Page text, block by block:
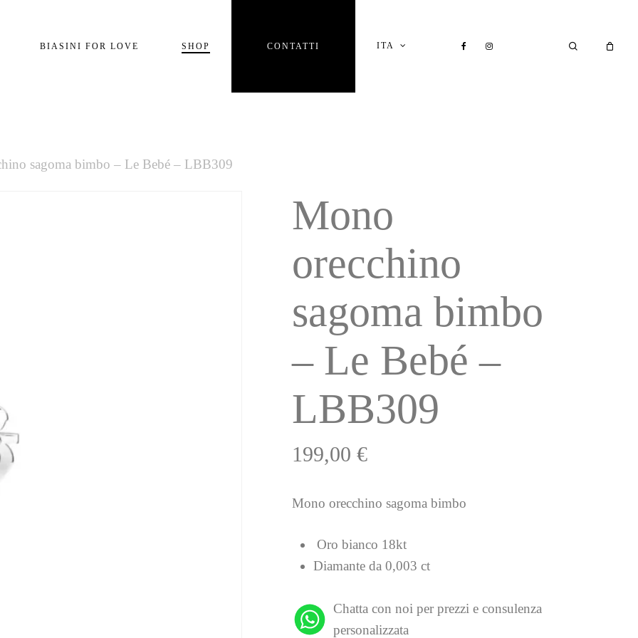
BIASINI FOR LOVE SHOP CONTATTI ITA FACEBOOKINSTAGRAM SEARCH
sagoma bimbo – Le Bebé – LBB309
Mono
orecchino
sagoma bimbo
– Le Bebé –
LBB309
199,00€
Mono orecchino sagoma bimbo
Oro bianco 18kt
Diamante da 0,003 ct
Chatta con noi per prezzi e consulenza
personalizzata